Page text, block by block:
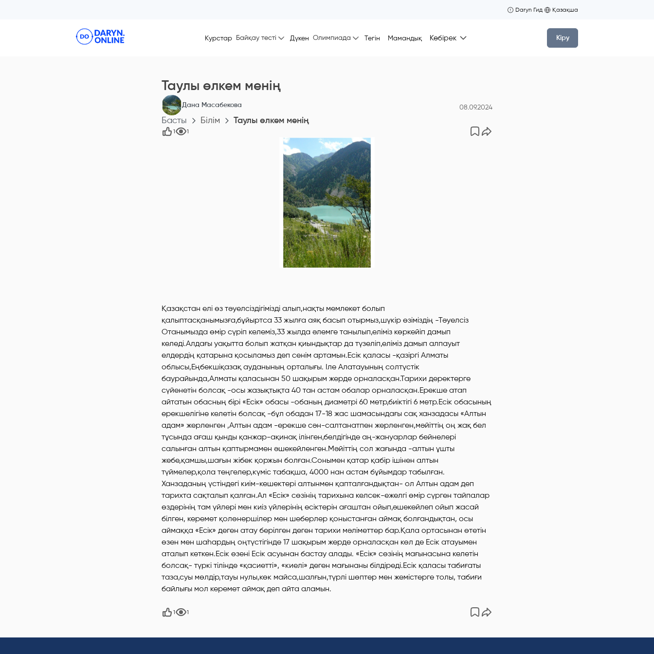
Daryn Гид Қазақша
Курстар Байқау тесті Дүкен Олимпиада Тегін Мамандық Көбірек Кіру
Таулы өлкем менің
Дана Масабекова 08.09.2024
Басты Білім Таулы өлкем менің
1 1
Қазақстан елі өз тәуелсіздігімізді алып,нақты мемлекет болып
қалыптасқанымызға,бұйыртса 33 жылға аяқ басып отырмыз,шүкір өзіміздің -Тәуелсіз
Отанымызда өмір сүріп келеміз,33 жылда әлемге танылып,еліміз көркейіп дамып
келеді.Алдағы уақытта болып жатқан қиындықтар да түзеліп,еліміз дамып алпауыт
елдердің қатарына қосыламыз деп сенім артамын.Есік қаласы -қазіргі Алматы
облысы,Еңбекшіқазақ ауданының орталығы. Іле Алатауының солтүстік
баурайында,Алматы қаласынан 50 шақырым жерде орналасқан.Тарихи деректерге
сүйенетін болсақ -осы жазықтықта 40 тан астам обалар орналасқан.Ерекше атап
айтатын обасның бірі «Есік» обасы -обаның диаметрі 60 метр,биіктігі 6 метр.Есік обасының
ерекшелігіне келетін болсақ -бұл обадан 17-18 жас шамасындағы сақ ханзадасы «Алтын
адам» жерленген ,Алтын адам -ерекше сән-салтанатпен жерленген,мәйіттің оң жақ бел
тұсында ағаш қынды қанжар-ақинақ ілінген,белдігінде аң-жануарлар бейнелері
салынған алтын қаптырмамен әшекейленген.Мәйіттің сол жағында -алтын ұшты
жебе,қамшы,шағын жібек қоржын болған.Сонымен қатар қабір ішінен алтын
түймелер,қола теңгелер,күміс табақша, 4000 нан астам бұйымдар табылған.
Ханзаданың үстіндегі киім-кешектері алтынмен қапталғандықтан- ол Алтын адам деп
тарихта сақталып қалған.Ал «Есік» сөзінің тарихына келсек-ежелгі өмір сүрген тайпалар
өздерінің там үйлері мен киіз үйлерінің есіктерін ағаштан ойып,әшекейлеп ойып жасай
білген, керемет қолөнершілер мен шеберлер қоныстанған аймақ болғандықтан, осы
аймаққа «Есік» деген атау берілген деген тарихи мәліметтер бар.Қала ортасынан өтетін
өзен мен шаһардың оңтүстігінде 17 шақырым жерде орналасқан көл де Есік атауымен
аталып кеткен.Есік өзені Есік асуынан бастау алады. «Есік» сөзінің мағынасына келетін
болсақ- түркі тілінде «қасиетті», «киелі» деген мағынаны білдіреді.Есік қаласы табиғаты
таза,суы мөлдір,тауы нулы,көк майса,шалғын,түрлі шөптер мен жемістерге толы, табиғи
байлығы мол керемет аймақ деп айта аламын.
1 1